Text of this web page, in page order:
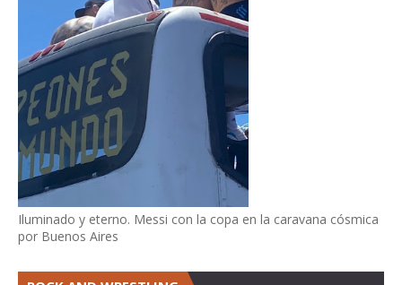
Iluminado y eterno. Messi con la copa en la caravana cósmica
por Buenos Aires